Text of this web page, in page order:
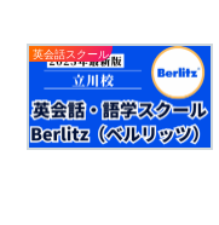
英会話スクール